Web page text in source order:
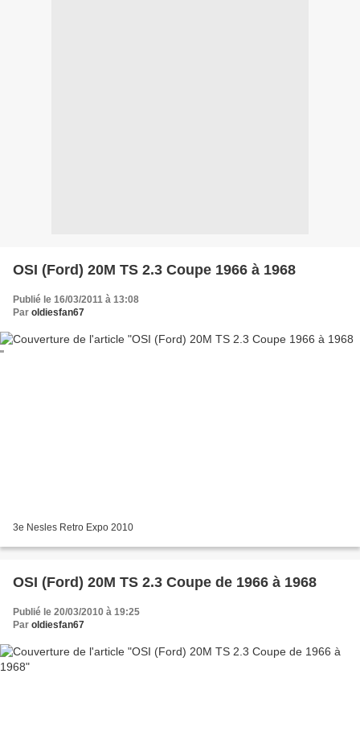
OSI (Ford) 20M TS 2.3 Coupe 1966 à 1968
Publié le 16/03/2011 à 13:08
Par oldiesfan67
3e Nesles Retro Expo 2010
OSI (Ford) 20M TS 2.3 Coupe de 1966 à 1968
Publié le 20/03/2010 à 19:25
Par oldiesfan67